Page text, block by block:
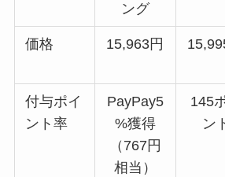
ング
価格 15,963円
付与ポイ
ント率
PayPay5
%獲得
（767円
相当）
145
ン